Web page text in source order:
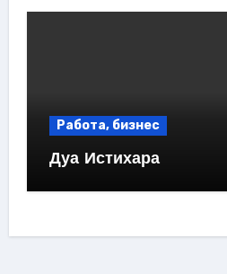
Работа, бизнес
Дуа Истихара